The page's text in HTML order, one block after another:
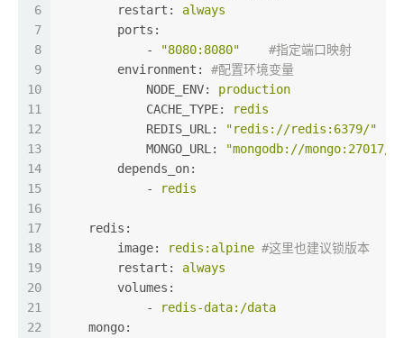
6
7
8
9
10
11
12
13
14
15
16
17
18
19
20
21
22
restart:
always
ports:
-
"8080:8080"
#指定端口映射
environment:
#配置环境变量
NODE_ENV:
production
CACHE_TYPE:
redis
REDIS_URL:
"redis://redis:6379/"
MONGO_URL:
"mongodb://mongo:27017/
depends_on:
-
redis
redis:
image:
redis:alpine #这里也建议锁版本
restart:
always
volumes:
-
redis-data:/data
mongo: